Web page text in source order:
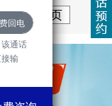
6
下一页
通话
输